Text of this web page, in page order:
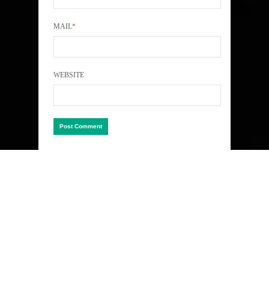
MAIL*
WEBSITE